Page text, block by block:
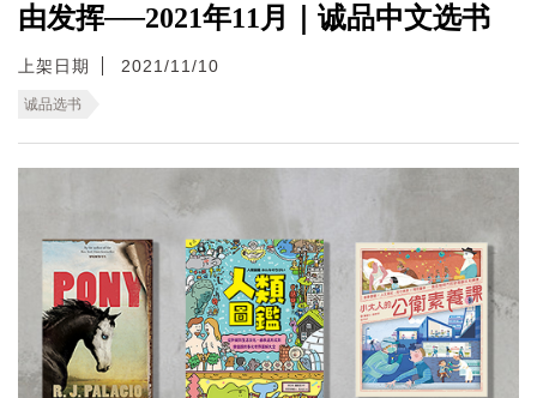
由发挥──2021年11月｜诚品中文选书
上架日期 2021/11/10
诚品选书